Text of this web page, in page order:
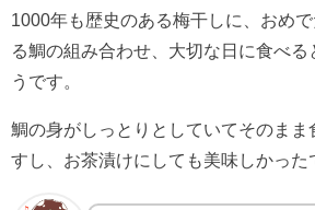
1000年も歴史のある梅干しに、おめ
る鯛の組み合わせ、大切な日に食べる
うです。
鯛の身がしっとりとしていてそのまま
すし、お茶漬けにしても美味しかった